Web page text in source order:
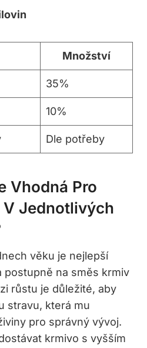
Množství
35%
10%
Dle potřeby
Vhodná Pro
V Jednotlivých
věku je nejlepší
postupně na směs krmiv
růstu je důležité, aby
stravu, která mu
pro správný vývoj.
krmivo s vyšším